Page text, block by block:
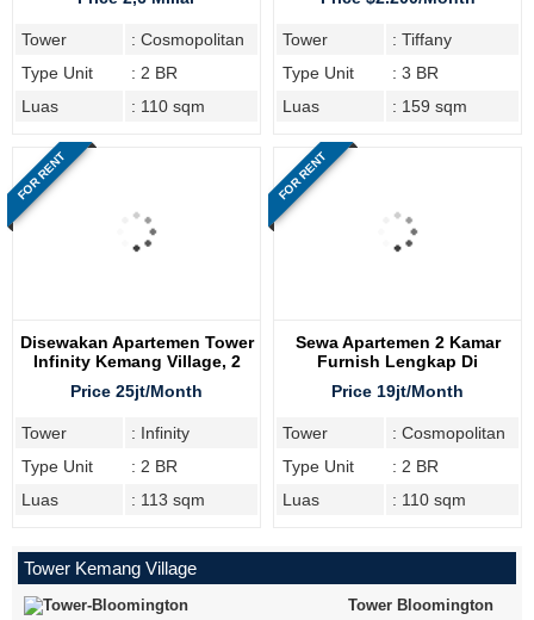
Tower
: Cosmopolitan
Type Unit
: 2 BR
Luas
: 110 sqm
Tower
: Tiffany
Type Unit
: 3 BR
Luas
: 159 sqm
FOR RENT
Disewakan Apartemen Tower
Infinity Kemang Village, 2
Price 25jt/Month
Tower
: Infinity
Type Unit
: 2 BR
Luas
: 113 sqm
FOR RENT
Sewa Apartemen 2 Kamar
Furnish Lengkap Di
Price 19jt/Month
Tower
: Cosmopolitan
Type Unit
: 2 BR
Luas
: 110 sqm
Tower Kemang Village
Tower Bloomington